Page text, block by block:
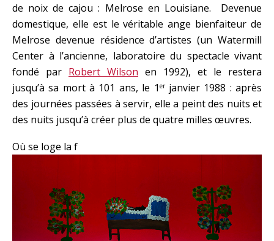
de noix de cajou : Melrose en Louisiane. Devenue
domestique, elle est le véritable ange bienfaiteur de
Melrose devenue résidence d’artistes (un Watermill
Center à l’ancienne, laboratoire du spectacle vivant
fondé par Robert Wilson en 1992), et le restera
jusqu’à sa mort à 101 ans, le 1 erjanvier 1988 : après
des journées passées à servir, elle a peint des nuits et
des nuits jusqu’à créer plus de quatre milles œuvres.
Où se loge la f